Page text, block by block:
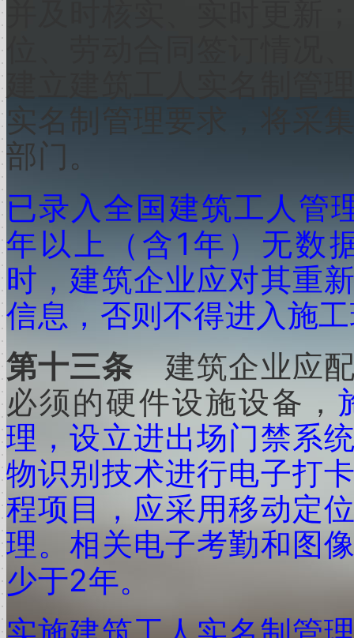
实名制管理要求，将采
部门。
已录入全国建筑工人管
年以上（含1 年）无数
时，建筑企业应对其重
信息，否则不得进入施
第十三条 建筑企业应
必须的硬件设施设备，
理，设立进出场门禁系
物识别技术进行电子打
程项目，应采用移动定
理。相关电子考勤和图
少于2年。